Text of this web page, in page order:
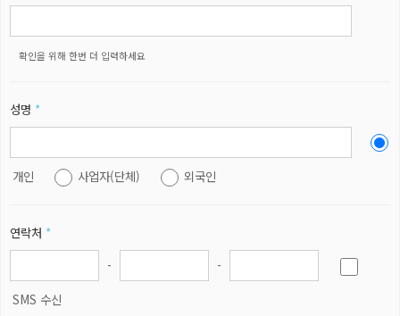
확인을 위해 한번 더 입력하세요
성명 *
개인 사업자(단체) 외국인
연락처 *
-
-
SMS 수신